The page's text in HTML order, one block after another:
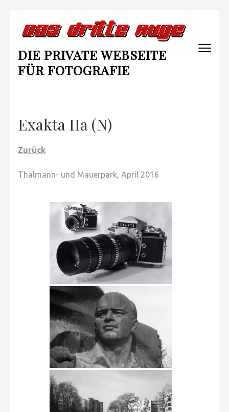
Inhalt
springen
(Enter
drücken)
DIE PRIVATE WEBSEITE
FÜR FOTOGRAFIE
Exakta IIa (N)
Zurück
Thälmann- und Mauerpark, April 2016